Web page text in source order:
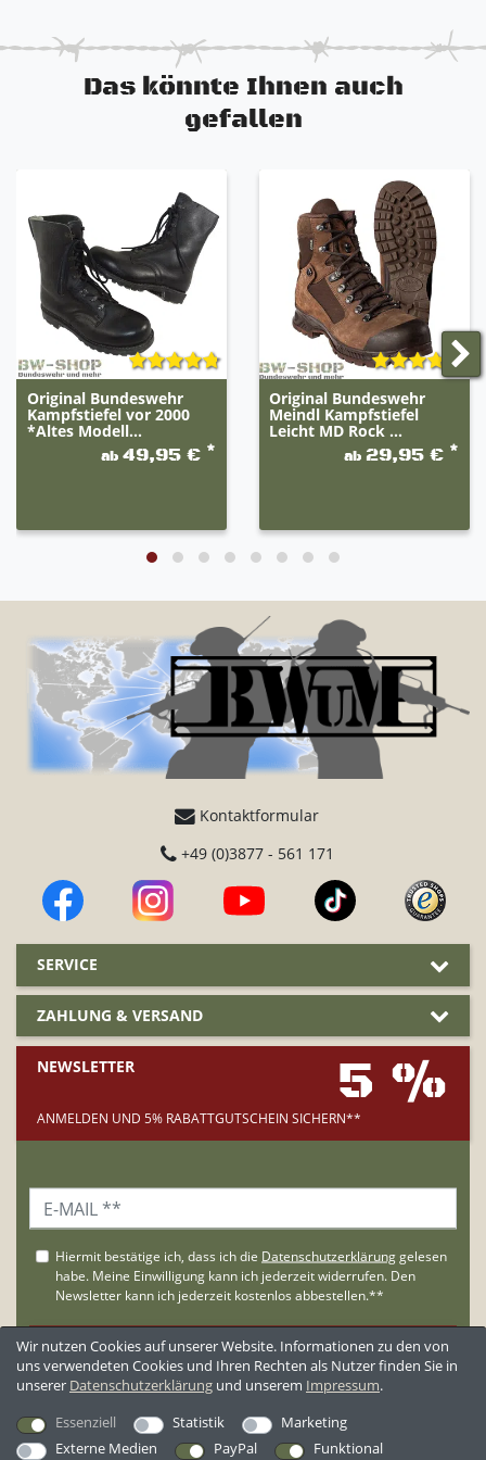
VANGUARD®-Premium-Dämpfungssohlensystem
Gepolsterte Polyurethan-Mittelsohle
100 % VIBRAM Sierra-Laufsohle aus Gummi
Benzin-, Erdöl-, Öl- und Schmiermittelbeständig
Gore-Tex Membrane
Sehr guter Lauf- und Tragekomfort
Das könnte Ihnen auch
gefallen
Original Bundeswehr
Kampfstiefel vor 2000
*Altes Modell...
ab49,95 € *
Original Bundeswehr
Meindl Kampfstiefel
Leicht MD Rock ...
ab 29,95 € *
Kontaktformular
+49 (0)3877 - 561 171
SERVICE
ZAHLUNG & VERSAND
NEWSLETTER 5 %
ANMELDEN UND 5% RABATTGUTSCHEIN SICHERN**
**Der Gutschein wird nur an Neukunden versandt.
Wir nutzen Cookies auf unserer Website. Informationen zu den von
uns verwendeten Cookies und Ihren Rechten als Nutzer finden Sie in
unserer Daten­schutz­erklärung und unserem Impressum.
Essenziell
Statistik
Marketing
Externe Medien
PayPal Funktional